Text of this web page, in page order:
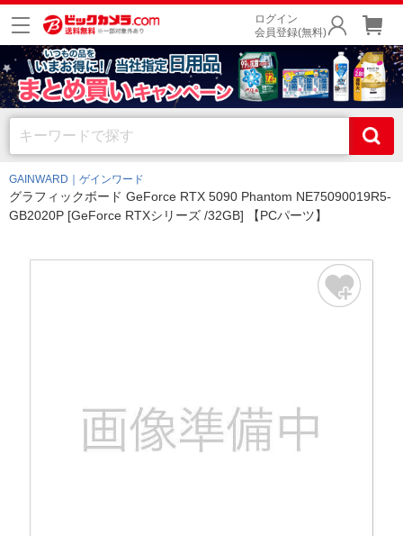
ログイン
会員登録(無料)
GAINWARD｜ゲインワード
グラフィックボード GeForce RTX 5090 Phantom NE75090019R5-
GB2020P [GeForce RTXシリーズ /32GB] 【PCパーツ】